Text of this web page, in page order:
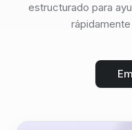
estructurado para